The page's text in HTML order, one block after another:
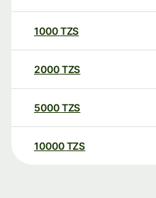
1000TZS
2000TZS
5000TZS
10000 TZS